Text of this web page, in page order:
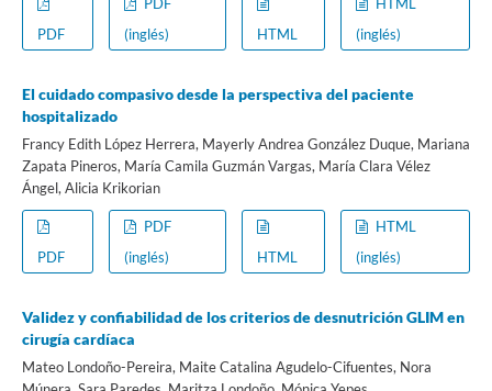
PDF
PDF
(inglés)
HTML
HTML
(inglés)
El cuidado compasivo desde la perspectiva del paciente
hospitalizado
Francy Edith López Herrera, Mayerly Andrea González Duque, Mariana
Zapata Pineros, María Camila Guzmán Vargas, María Clara Vélez
Ángel, Alicia Krikorian
PDF
PDF
(inglés)
HTML
HTML
(inglés)
Validez y confiabilidad de los criterios de desnutrición GLIM en
cirugía cardíaca
Mateo Londoño-Pereira, Maite Catalina Agudelo-Cifuentes, Nora